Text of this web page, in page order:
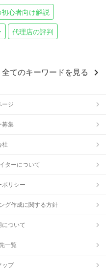
心者向け解説
代理店の評判
全てのキーワードを見る chevron_right
ージ
募集
社
ターについて
ポリシー
グ作成に関する方針
について
一覧
ップ